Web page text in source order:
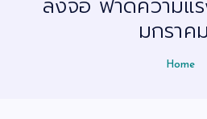
ลงจอ ฟาดความแ
มกราค
Home